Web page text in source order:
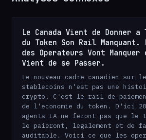
Le Canada Vient de Donner a
du Token Son Rail
des Operateurs Vont Manquer
Vient de se Passer.
Le nouveau cadre canadien sur
stablecoins n'est pas une
crypto. C'est le rail de
de l'economie du token. D'ici
agents IA ne feront pas que
le paieront, legalement et de
auditable. Voici ce que les